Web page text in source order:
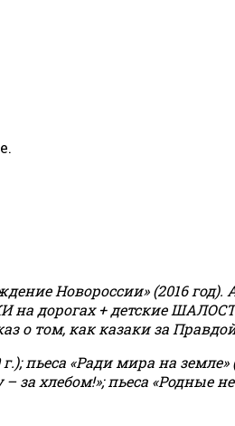
Новороссии» (2016 год).
на дорогах + детские
о том, как казаки за
пьеса «Ради мира на земле»
– за хлебом!»;пьеса «Родные